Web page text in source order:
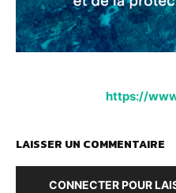
https://
LAISSER UN COMMENTAIRE
CONNECTER POUR